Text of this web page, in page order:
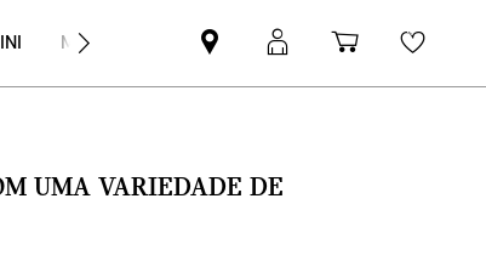
MINI Empresas
Pesquisar
parceiro
Iniciar
sessão
Carrinho
de
UMA VARIEDADE DE